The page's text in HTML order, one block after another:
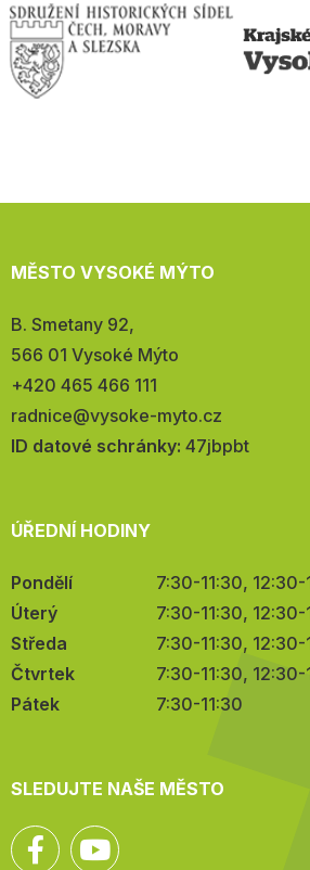
MĚSTO VYSOKÉ MÝTO
Adresa:
B. Smetany 92,
566 01 Vysoké Mýto
Telefon:
+420 465 466 111
E-
mail:
radnice@vysoke-myto.cz
ID datové schránky: 47jbpbt
ÚŘEDNÍ HODINY
Pondělí
7:30-11:30, 12:30-
Úterý
7:30-11:30,
Středa
7:30-11:30, 12:30-
Čtvrtek
7:30-11:30,
Pátek
7:30-11:30
SLEDUJTE NAŠE MĚSTO
Facebook